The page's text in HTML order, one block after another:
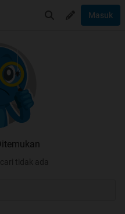
Masuk
tidak ada